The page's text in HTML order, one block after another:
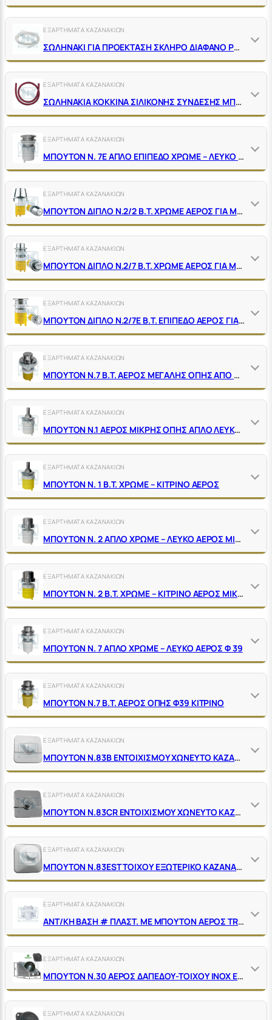
ΕΞΑΡΤΗΜΑΤΑ ΚΑΖΑΝΑΚΙΩΝ
ΣΩΛΗΝΑΚΙ ΓΙΑ ΠΡΟΕΚΤΑΣΗ ΣΚΛΗΡΟ ΔΙΑΦΑΝΟ PVC ΣΥΝΔΕΣΗΣ ΜΠΟΥΤΟΝ ΑΕΡΟΣ
ΕΞΑΡΤΗΜΑΤΑ ΚΑΖΑΝΑΚΙΩΝ
ΣΩΛΗΝΑΚΙΑ ΚΟΚΚΙΝΑ ΣΙΛΙΚΟΝΗΣ ΣΥΝΔΕΣΗΣ ΜΠΟΥΤΟΝ ΑΕΡΟΣ Φ3,5
ΕΞΑΡΤΗΜΑΤΑ ΚΑΖΑΝΑΚΙΩΝ
ΜΠΟΥΤΟΝ Ν. 7Ε ΑΠΛΟ ΕΠΙΠΕΔΟ ΧΡΩΜΕ – ΛΕΥΚΟ ΑΕΡΟΣ Φ 39
ΕΞΑΡΤΗΜΑΤΑ ΚΑΖΑΝΑΚΙΩΝ
ΜΠΟΥΤΟΝ ΔΙΠΛΟ Ν.2/2 Β.Τ. ΧΡΩΜΕ ΑΕΡΟΣ ΓΙΑ ΜΙΚΡΗ ΚΑΙ ΜΕΓΑΛΗ ΤΡΥΠΑ
ΕΞΑΡΤΗΜΑΤΑ ΚΑΖΑΝΑΚΙΩΝ
ΜΠΟΥΤΟΝ ΔΙΠΛΟ Ν.2/7 Β.Τ. ΧΡΩΜΕ ΑΕΡΟΣ ΓΙΑ ΜΕΓΑΛΗ ΤΡΥΠΑ Φ39
ΕΞΑΡΤΗΜΑΤΑ ΚΑΖΑΝΑΚΙΩΝ
ΜΠΟΥΤΟΝ ΔΙΠΛΟ Ν.2/7Ε Β.Τ. ΕΠΙΠΕΔΟ ΑΕΡΟΣ ΓΙΑ ΜΕΓΑΛΗ ΤΡΥΠΑ
ΕΞΑΡΤΗΜΑΤΑ ΚΑΖΑΝΑΚΙΩΝ
ΜΠΟΥΤΟΝ Ν.7 Β.Τ. ΑΕΡΟΣ ΜΕΓΑΛΗΣ ΟΠΗΣ ΑΠΟ Φ39 ΕΩΣ Φ55 ΚΙΤΡΙΝΟ
ΕΞΑΡΤΗΜΑΤΑ ΚΑΖΑΝΑΚΙΩΝ
ΜΠΟΥΤΟΝ Ν.1 ΑΕΡΟΣ ΜΙΚΡΗΣ ΟΠΗΣ ΑΠΛΟ ΛΕΥΚΟ-ΧΡΩΜΕ
ΕΞΑΡΤΗΜΑΤΑ ΚΑΖΑΝΑΚΙΩΝ
ΜΠΟΥΤΟΝ Ν. 1 Β.Τ. ΧΡΩΜΕ – ΚΙΤΡΙΝΟ ΑΕΡΟΣ
ΕΞΑΡΤΗΜΑΤΑ ΚΑΖΑΝΑΚΙΩΝ
ΜΠΟΥΤΟΝ Ν. 2 ΑΠΛΟ ΧΡΩΜΕ – ΛΕΥΚΟ ΑΕΡΟΣ ΜΙΚΡΗΣ ΟΠΗΣ
ΕΞΑΡΤΗΜΑΤΑ ΚΑΖΑΝΑΚΙΩΝ
ΜΠΟΥΤΟΝ Ν. 2 Β.Τ. ΧΡΩΜΕ – ΚΙΤΡΙΝΟ ΑΕΡΟΣ ΜΙΚΡΗΣ ΟΠΗΣ
ΕΞΑΡΤΗΜΑΤΑ ΚΑΖΑΝΑΚΙΩΝ
ΜΠΟΥΤΟΝ Ν. 7 ΑΠΛΟ ΧΡΩΜΕ – ΛΕΥΚΟ ΑΕΡΟΣ Φ 39
ΕΞΑΡΤΗΜΑΤΑ ΚΑΖΑΝΑΚΙΩΝ
ΜΠΟΥΤΟΝ Ν.7 Β.Τ. ΑΕΡΟΣ ΟΠΗΣ Φ39 ΚΙΤΡΙΝΟ
ΕΞΑΡΤΗΜΑΤΑ ΚΑΖΑΝΑΚΙΩΝ
ΜΠΟΥΤΟΝ Ν.83Β ΕΝΤΟΙΧΙΣΜΟΥ ΧΩΝΕΥΤΟ ΚΑΖΑΝΑΚΙΩΝ ΑΕΡΟΣ ΛΕΥΚΟ
ΕΞΑΡΤΗΜΑΤΑ ΚΑΖΑΝΑΚΙΩΝ
ΜΠΟΥΤΟΝ Ν.83CR ΕΝΤΟΙΧΙΣΜΟΥ ΧΩΝΕΥΤΟ ΚΑΖΑΝΑΚΙΩΝ ΑΕΡΟΣ ΧΡΩΜΕ
ΕΞΑΡΤΗΜΑΤΑ ΚΑΖΑΝΑΚΙΩΝ
ΜΠΟΥΤΟΝ Ν.83EST ΤΟΙΧΟΥ ΕΞΩΤΕΡΙΚΟ ΚΑΖΑΝΑΚΙΩΝ ΑΕΡΟΣ ΛΕΥΚΟ
ΕΞΑΡΤΗΜΑΤΑ ΚΑΖΑΝΑΚΙΩΝ
ΑΝΤ/ΚΗ ΒΑΣΗ # ΠΛΑΣΤ. ΜΕ ΜΠΟΥΤΟΝ ΑΕΡΟΣ TRD ΓΙΑ ΚΩΔ. 07025, 07026,07027,06948,06949
ΕΞΑΡΤΗΜΑΤΑ ΚΑΖΑΝΑΚΙΩΝ
ΜΠΟΥΤΟΝ Ν.30 ΑΕΡΟΣ ΔΑΠΕΔΟΥ-ΤΟΙΧΟΥ ΙΝΟΧ ΕΞΩΤΕΡΙΚΟ
ΕΞΑΡΤΗΜΑΤΑ ΚΑΖΑΝΑΚΙΩΝ